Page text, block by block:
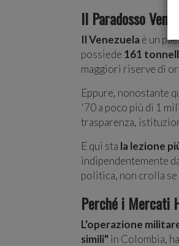
Il Paradosso
Il Venezuela è un
possiede 161
maggiori riserve di
Eppure, nonostante
'70 a poco più di 1
trasparenza,
E qui sta la lezione
indipendentemente
politica, non crolla se
Perché i Mercati
L'operazione
simili" in Colombia,